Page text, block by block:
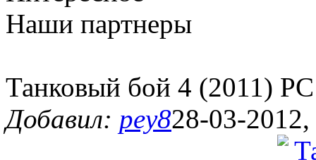
Наши партнеры
Танковый бой 4 (2011) PC
Добавил: pey828-03-